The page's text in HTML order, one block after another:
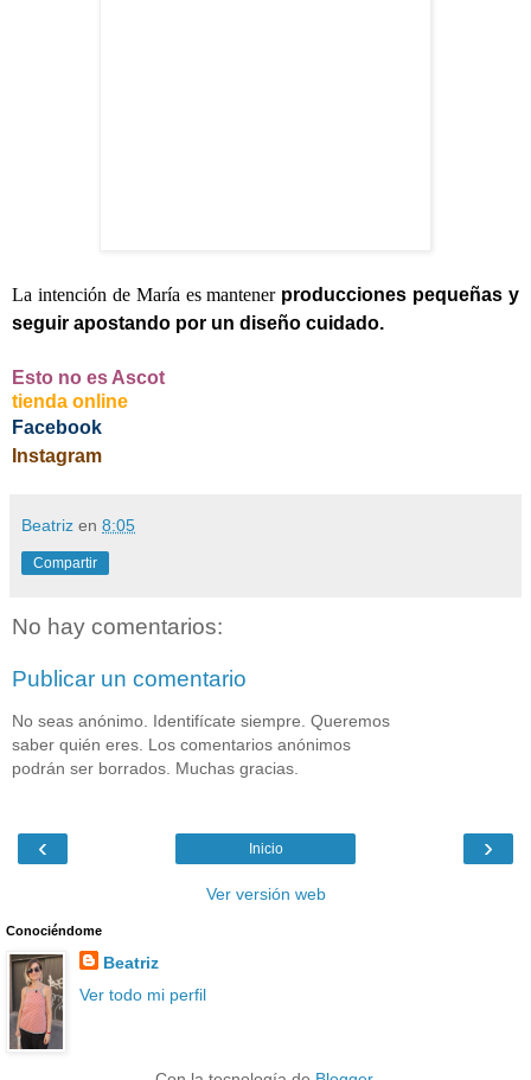
La intención de María es mantenerproducciones pequeñas y
seguir apostando por un diseño cuidado.
Esto no es Ascot
tienda online
Facebook
Instagram
Beatriz en 8:05
Compartir
No hay comentarios:
Publicar un comentario
No seas anónimo. Identifícate siempre. Queremos
saber quién eres. Los comentarios anónimos
podrán ser borrados. Muchas gracias.
‹ ›
Inicio
Ver versión web
Conociéndome
Beatriz
Ver todo mi perfil